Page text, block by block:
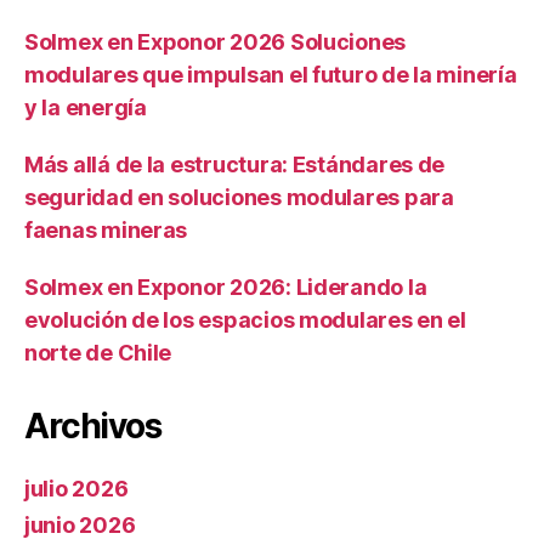
Solmex en Exponor 2026 Soluciones
modulares que impulsan el futuro de la minería
y la energía
Más allá de la estructura: Estándares de
seguridad en soluciones modulares para
faenas mineras
Solmex en Exponor 2026: Liderando la
evolución de los espacios modulares en el
norte de Chile
Archivos
julio 2026
junio 2026